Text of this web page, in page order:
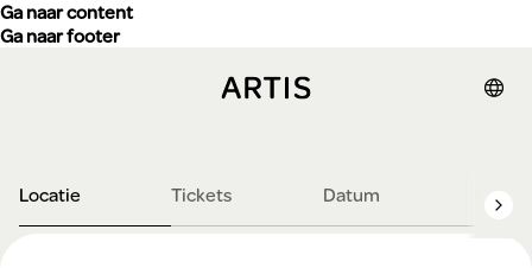
Ga naar content
Ga naar footer
Locatie Tickets Datum Details